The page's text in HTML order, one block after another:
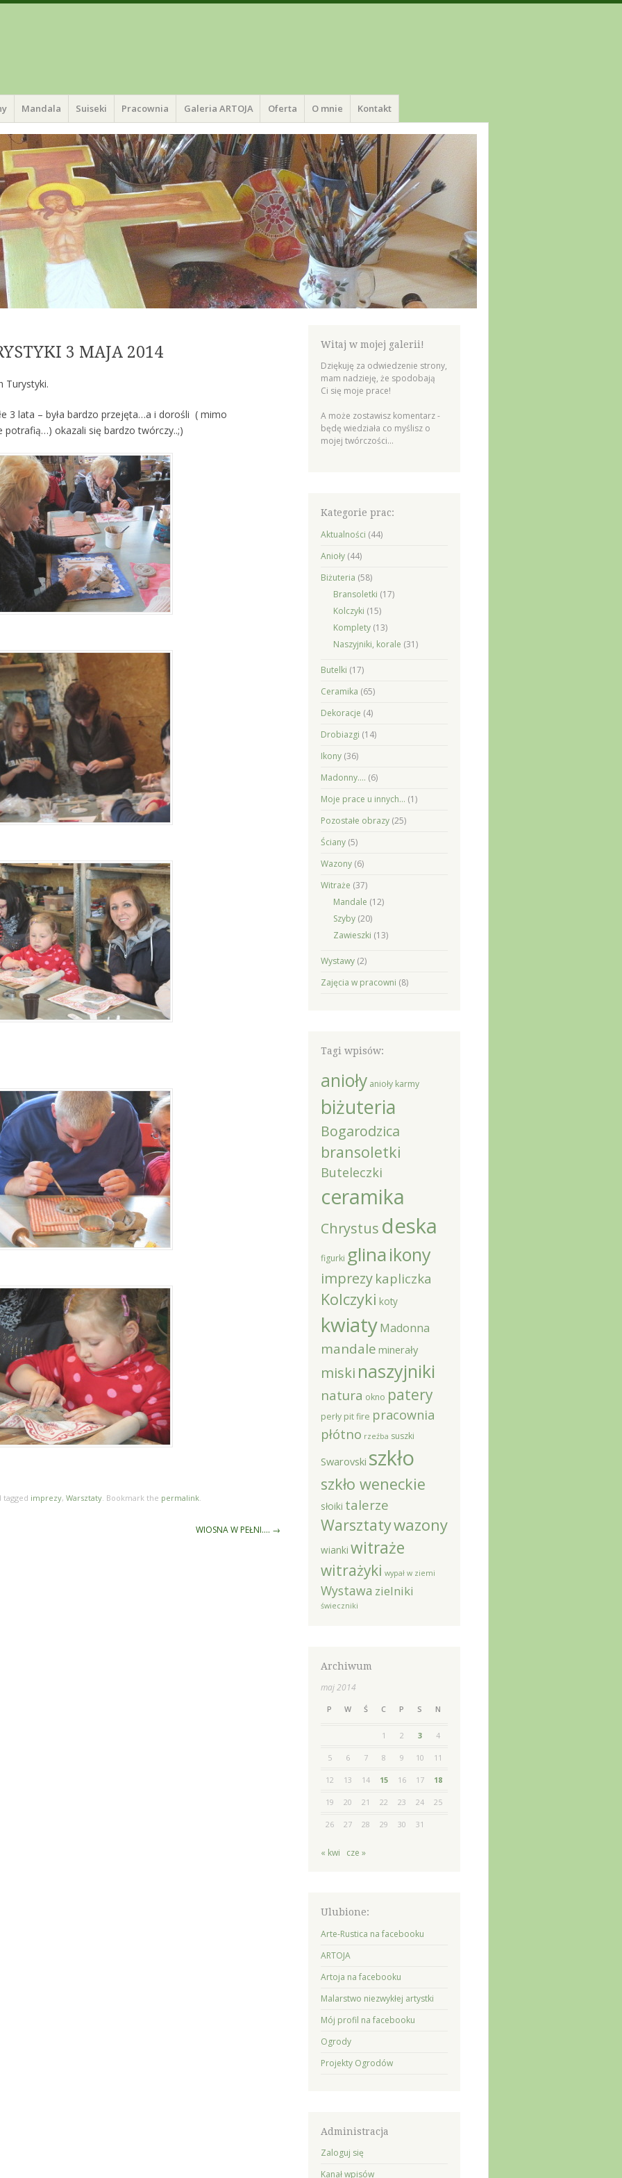
Mandala Suiseki Pracownia Galeria ARTOJA Oferta O mnie Kontakt
3 MAJA 2014
Turystyki.
3 lata – była bardzo przejęta…a i dorośli ( mimo
potrafią…) okazali się bardzo twórczy..;)
tagged imprezy, Warsztaty. Bookmark the permalink.
WIOSNA W PEŁNI…. →
Witaj w mojej galerii!
Dziękuję za odwiedzenie strony,
mam nadzieję, że spodobają
Ci się moje prace!
A może zostawisz komentarz -
będę wiedziała co myślisz o
mojej twórczości...
Kategorie prac:
Aktualności (44)
Anioły(44)
Biżuteria (58)
Bransoletki (17)
Kolczyki (15)
Komplety(13)
Naszyjniki, korale (31)
Butelki (17)
Ceramika (65)
Dekoracje (4)
Drobiazgi (14)
Ikony(36)
Madonny…. (6)
Moje prace u innych… (1)
Pozostałe obrazy(25)
Ściany(5)
Wazony(6)
Witraże (37)
Mandale (12)
Szyby(20)
Zawieszki (13)
Wystawy(2)
Zajęcia w pracowni (8)
Tagi wpisów:
anioły anioły karmy
biżuteria
Bogarodzica
bransoletki
Buteleczki
ceramika
Chrystus deska
figurki glinaikony
imprezy kapliczka
Kolczyki koty
kwiaty Madonna
mandale minerały
miski naszyjniki
natura okno patery
perły pit fire pracownia
płótno rzeźba suszki
Swarovski szkło
szkło weneckie
słoiki talerze
Warsztatywazony
wianki witraże
witrażyki wypał w ziemi
Wystawa zielniki
świeczniki
Archiwum
maj 2014
P W Ś C P S N
1 2 3 4
5 6 7 8 9 10 11
12 13 14 15 16 17 18
19 20 21 22 23 24 25
26 27 28 29 30 31
« kwi cze »
Ulubione:
Arte-Rustica na facebooku
ARTOJA
Artoja na facebooku
Malarstwo niezwykłej artystki
Mój profil na facebooku
Ogrody
Projekty Ogrodów
Administracja
Zaloguj się
Kanał wpisów